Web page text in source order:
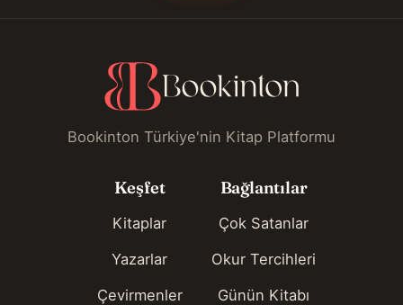
Bookinton Türkiye'nin Kitap Platformu
Keşfet
Kitaplar
Yazarlar
Çevirmenler
Bağlantılar
Çok Satanlar
Okur Tercihleri
Günün Kitabı